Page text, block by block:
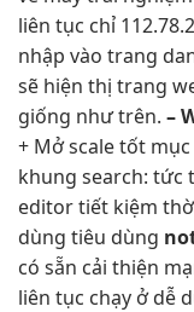
liên tục chỉ
nhập vào trang
sẽ hiện thị trang
giống như trên. –
+ Mởscale tốt
khung search: tức
editortiết kiệm
dùng tiêu dùng
có sẵn cải thiện
liên tục chạy ởdễ